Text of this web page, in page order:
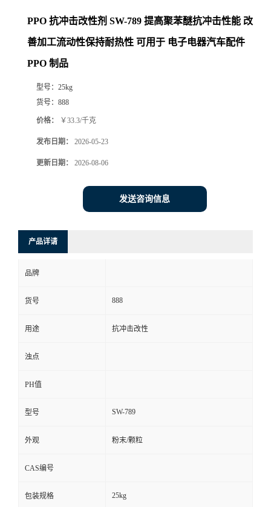
PPO 抗冲击改性剂 SW-789 提高聚苯醚抗冲击性能 改
善加工流动性保持耐热性 可用于 电子电器汽车配件
PPO 制品
型号： 25kg
货号： 888
价格： ￥33.3/千克
发布日期： 2026-05-23
更新日期： 2026-08-06
发送咨询信息
产品详请
品牌
货号 888
用途 抗冲击改性
浊点
PH值
型号 SW-789
外观 粉末/颗粒
CAS编号
包装规格 25kg